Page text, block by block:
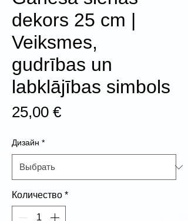
dekors 25 cm |
Veiksmes,
gudrības un
labklājības simbols
25,00 €Цена
Дизайн *
Количество *